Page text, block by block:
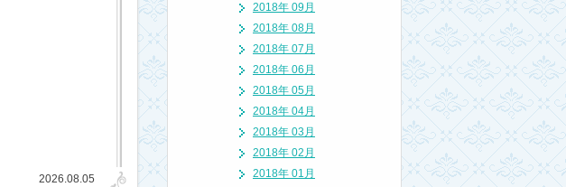
2026.08.05
2018年 09月
2018年 08月
2018年 07月
2018年 06月
2018年 05月
2018年 04月
2018年 03月
2018年 02月
2018年 01月